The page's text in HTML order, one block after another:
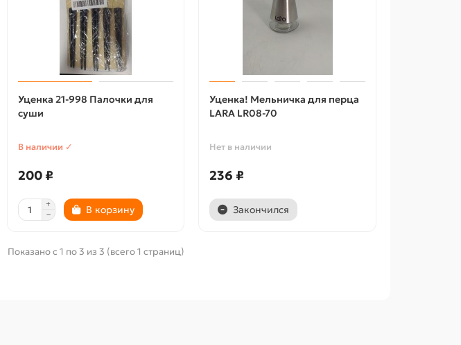
Уценка 21-998 Палочки для
суши
В наличии ✓
200 ₽
В корзину
Уценка! Мельничка для перца
LARA LR08-70
Нет в наличии
236 ₽
Закончился
Показано с 1 по 3 из 3 (всего 1 страниц)